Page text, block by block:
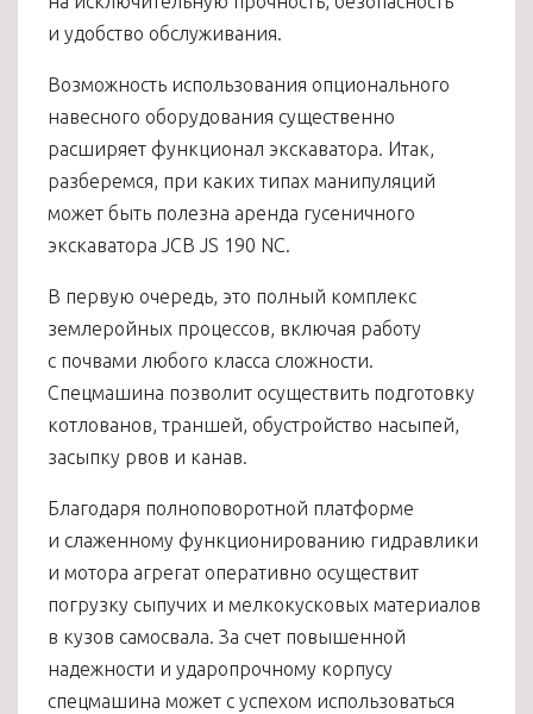
и удобство обслуживания.
Возможность использования опционального
навесного оборудования существенно
расширяет функционал экскаватора. Итак,
разберемся, при каких типах манипуляций
может быть полезна аренда гусеничного
экскаватора JCB JS 190 NC.
В первую очередь, это полный комплекс
землеройных процессов, включая работу
с почвами любого класса сложности.
Спецмашина позволит осуществить подготовку
котлованов, траншей, обустройство насыпей,
засыпку рвов и канав.
Благодаря полноповоротной платформе
и слаженному функционированию гидравлики
и мотора агрегат оперативно осуществит
погрузку сыпучих и мелкокусковых материалов
в кузов самосвала. За счет повышенной
надежности и ударопрочному корпусу
спецмашина может с успехом использоваться